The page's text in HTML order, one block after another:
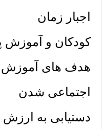
اجبار زمان
کودکان و آموزش
هدف های آموزش
اجتماعی شدن
دستیابی به ارزش